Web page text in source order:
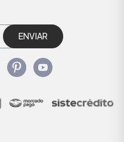
ENVIAR